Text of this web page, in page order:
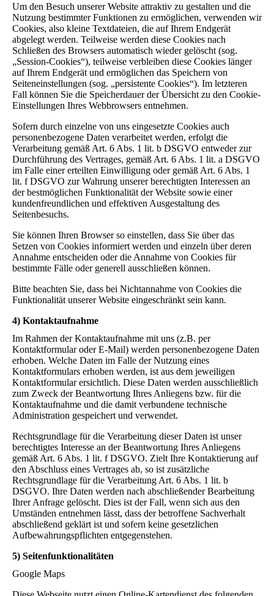
Um den Besuch unserer Website attraktiv zu gestalten und die
Nutzung bestimmter Funktionen zu ermöglichen, verwenden wir
Cookies, also kleine Textdateien, die auf Ihrem Endgerät
abgelegt werden. Teilweise werden diese Cookies nach
Schließen des Browsers automatisch wieder gelöscht (sog.
„Session-Cookies“), teilweise verbleiben diese Cookies länger
auf Ihrem Endgerät und ermöglichen das Speichern von
Seiteneinstellungen (sog. „persistente Cookies“). Im letzteren
Fall können Sie die Speicherdauer der Übersicht zu den Cookie-
Einstellungen Ihres Webbrowsers entnehmen.
Sofern durch einzelne von uns eingesetzte Cookies auch
personenbezogene Daten verarbeitet werden, erfolgt die
Verarbeitung gemäß Art. 6 Abs. 1 lit. b DSGVO entweder zur
Durchführung des Vertrages, gemäß Art. 6 Abs. 1 lit. a DSGVO
im Falle einer erteilten Einwilligung oder gemäß Art. 6 Abs. 1
lit. f DSGVO zur Wahrung unserer berechtigten Interessen an
der bestmöglichen Funktionalität der Website sowie einer
kundenfreundlichen und effektiven Ausgestaltung des
Seitenbesuchs.
Sie können Ihren Browser so einstellen, dass Sie über das
Setzen von Cookies informiert werden und einzeln über deren
Annahme entscheiden oder die Annahme von Cookies für
bestimmte Fälle oder generell ausschließen können.
Bitte beachten Sie, dass bei Nichtannahme von Cookies die
Funktionalität unserer Website eingeschränkt sein kann.
4) Kontaktaufnahme
Im Rahmen der Kontaktaufnahme mit uns (z.B. per
Kontaktformular oder E-Mail) werden personenbezogene Daten
erhoben. Welche Daten im Falle der Nutzung eines
Kontaktformulars erhoben werden, ist aus dem jeweiligen
Kontaktformular ersichtlich. Diese Daten werden ausschließlich
zum Zweck der Beantwortung Ihres Anliegens bzw. für die
Kontaktaufnahme und die damit verbundene technische
Administration gespeichert und verwendet.
Rechtsgrundlage für die Verarbeitung dieser Daten ist unser
berechtigtes Interesse an der Beantwortung Ihres Anliegens
gemäß Art. 6 Abs. 1 lit. f DSGVO. Zielt Ihre Kontaktierung auf
den Abschluss eines Vertrages ab, so ist zusätzliche
Rechtsgrundlage für die Verarbeitung Art. 6 Abs. 1 lit. b
DSGVO. Ihre Daten werden nach abschließender Bearbeitung
Ihrer Anfrage gelöscht. Dies ist der Fall, wenn sich aus den
Umständen entnehmen lässt, dass der betroffene Sachverhalt
abschließend geklärt ist und sofern keine gesetzlichen
Aufbewahrungspflichten entgegenstehen.
5) Seitenfunktionalitäten
Google Maps